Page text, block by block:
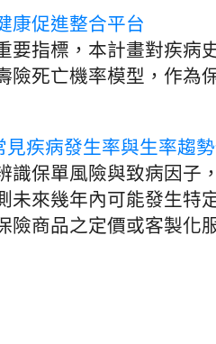
康促進整合平台
要指標，本計畫對疾病
險死亡機率模型，作為
見疾病發生率與生率趨
識保單風險與致病因子
未來幾年內可能發生特
險商品之定價或客製化